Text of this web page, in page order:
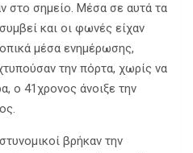
στο σημείο. Μέσα σε αυτά τα
και οι φωνές είχαν
μέσα ενημέρωσης,
την πόρτα, χωρίς να
ο 41χρονος άνοιξε την
βρήκαν την